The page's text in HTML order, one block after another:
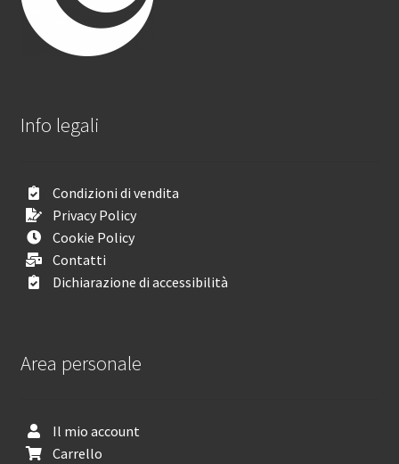
Info legali
Condizioni di vendita
Privacy Policy
Cookie Policy
Contatti
Dichiarazione di accessibilità
Area personale
Il mio account
Carrello